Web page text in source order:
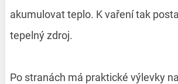
akumulovat teplo. K vaření tak
tepelný zdroj.
Po stranách má praktické výlevky